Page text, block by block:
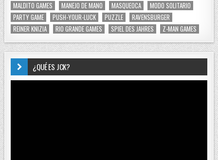
MALDITO GAMES
MANEJO DE MANO MASQUEOCA
MODO SOLITARIO
PARTY GAME
PUSH-YOUR-LUCK PUZZLE
RAVENSBURGER
REINER KNIZIA
RIO GRANDE GAMES SPIEL DES JAHRES Z-MAN GAMES
¿QUÉ ES JCK?